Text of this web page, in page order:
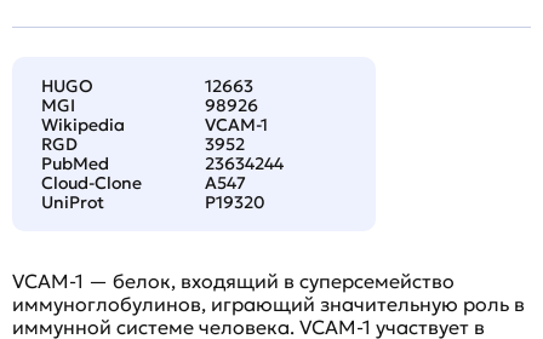
HUGO
12663
MGI
98926
Wikipedia
VCAM-1
RGD
3952
PubMed
23634244
Cloud-Clone
A547
UniProt
P19320
VCAM-1 — белок, входящий в суперсемейство
иммуноглобулинов, играющий значительную роль в
иммунной системе человека. VCAM-1 участвует в